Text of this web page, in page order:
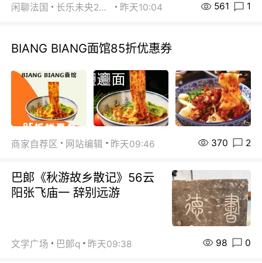
闲聊法国 长乐未央2015 昨天10:04 561 1
BIANG BIANG面馆85折优惠券
商家自荐区 网站编辑 昨天09:46 370 2
巴郞《秋游故乡散记》56云
阳张飞庙一 辞别远游
文学广场 巴郞q 昨天09:38 98 0